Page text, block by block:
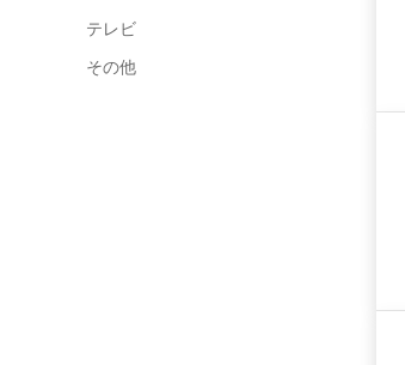
テレビ
その他